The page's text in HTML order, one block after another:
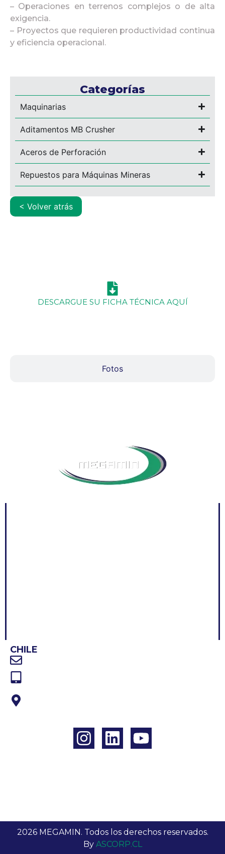
– Operaciones en terrenos complejos o de alta
exigencia.
– Proyectos que requieren productividad continua
y eficiencia operacional.
Categorías
Maquinarias
Aditamentos MB Crusher
Aceros de Perforación
Repuestos para Máquinas Mineras
<MAQUINARIA
DE SUPERFICIE
DESCARGUE SU FICHA TÉCNICA AQUÍ
Fotos
CHILE
2026 MEGAMIN. Todos los derechos reservados.
By ASCORP.CL